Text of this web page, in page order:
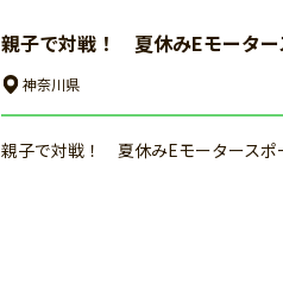
親子で対戦！ 夏休みEモーター
神奈川県
親子で対戦！ 夏休みEモータースポ